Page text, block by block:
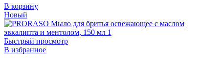
В корзину
Новый
Быстрый просмотр
В избранное